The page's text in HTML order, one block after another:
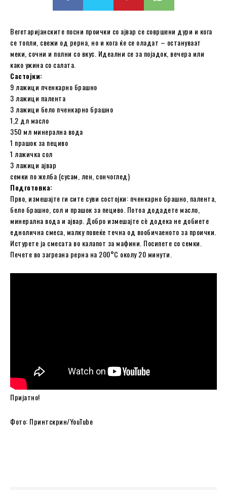
Вегетаријанските посни проички со ајвар се совршени дури и кога
се топли, свежи од рерна, но и кога ќе се оладат – остануваат
меки, сочни и полни со вкус. Идеални се за појадок, вечера или
како ужина со салата.
Састојки:
9 лажици пченкарно брашно
3 лажици палента
3 лажици бело пченкарно брашно
1,2 дл масло
350 мл минерална вода
1 прашок за пециво
1 лажичка сол
3 лажици ајвар
семки по желба (сусам, лен, сончоглед)
Подготовка:
Прво, измешајте ги сите суви состојки: пченкарно брашно, палента,
бело брашно, сол и прашок за пециво. Потоа додадете масло,
минерална вода и ајвар. Добро измешајте сè додека не добиете
еднолична смеса, малку повеќе течна од вообичаеното за проички.
Истурете ја смесата во калапот за мафини. Посипете со семки.
Печете во загреана рерна на 200°C околу 20 минути.
Пријатно!
Фото: Принтскрин/YouTube